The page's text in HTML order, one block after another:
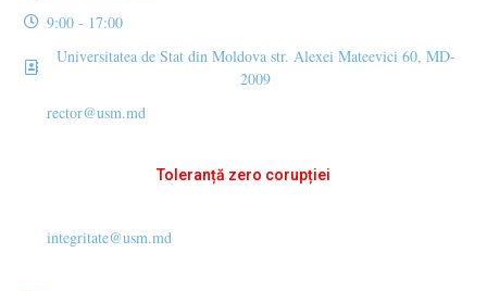
9:00 - 17:00
Universitatea de Stat din Moldova str. Alexei Mateevici 60, MD-
2009
rector@usm.md
Toleranță zero corupției
integritate@usm.md